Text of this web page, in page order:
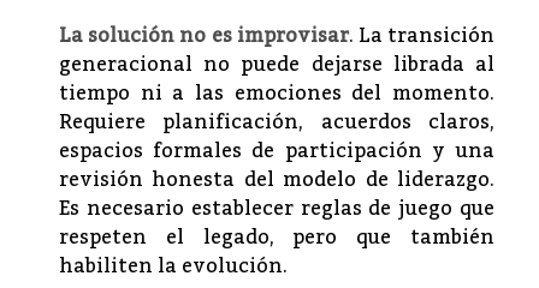
La solución no es improvisar. La transición
generacional no puede dejarse librada al
tiempo ni a las emociones del momento.
Requiere planificación, acuerdos claros,
espacios formales de participación y una
revisión honesta del modelo de liderazgo.
Es necesario establecer reglas de juego que
respeten el legado, pero que también
habiliten la evolución.